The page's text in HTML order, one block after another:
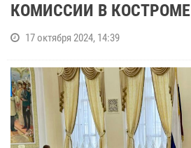
КОМИССИИ В КОСТРОМЕ
17 октября 2024, 14:39